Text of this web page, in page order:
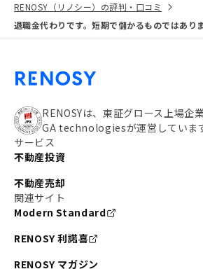
RENOSY（リノシー）の評判・口コミ
退職金代わりです。短期で儲かるものではあり
RENOSYは、東証グロース上場企
GA technologiesが運営していま
サービス
不動産投資
不動産売却
関連サイト
Modern Standard
RENOSY 利諾喜
RENOSY マガジン